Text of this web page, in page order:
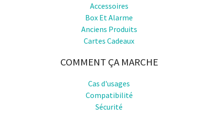
Accessoires
Box Et Alarme
Anciens Produits
Cartes Cadeaux
COMMENT ÇA MARCHE
Cas d'usages
Compatibilité
Sécurité